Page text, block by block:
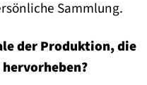
Sammlung.
der Produktion, die
hervorheben?